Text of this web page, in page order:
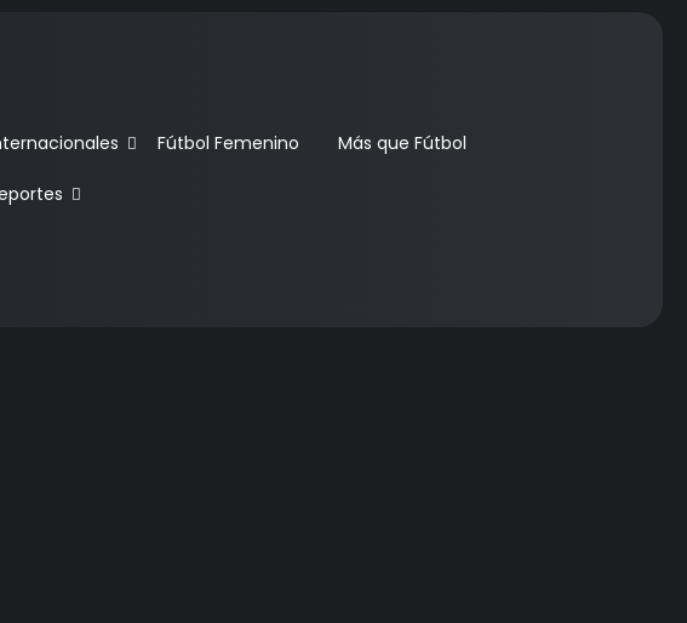
Fútbol Femenino Más que Fútbol